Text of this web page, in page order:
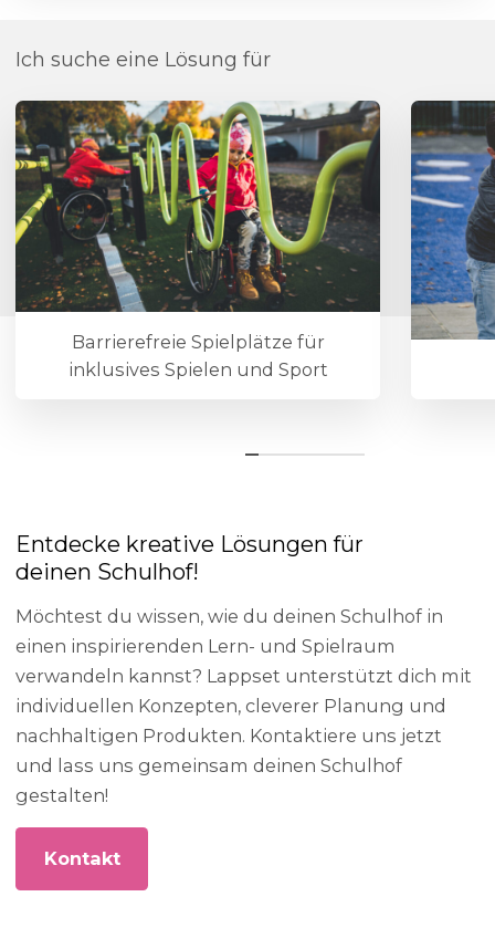
Ich suche eine Lösung für
Barrierefreie Spielplätze für
inklusives Spielen und Sport
Entdecke kreative Lösungen für
deinen Schulhof!
Möchtest du wissen, wie du deinen Schulhof in
einen inspirierenden Lern- und Spielraum
verwandeln kannst? Lappset unterstützt dich mit
individuellen Konzepten, cleverer Planung und
nachhaltigen Produkten. Kontaktiere uns jetzt
und lass uns gemeinsam deinen Schulhof
gestalten!
Kontakt